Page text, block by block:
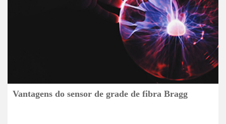
Vantagens do sensor de grade de fibra Bragg